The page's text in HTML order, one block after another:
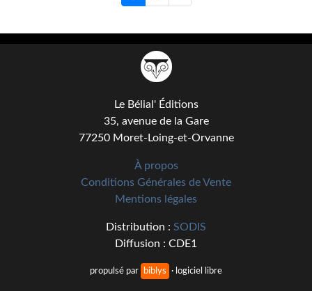
Le Bélial' Éditions
35, avenue de la Gare
77250 Moret-Loing-et-Orvanne
À propos
Conditions Générales de Vente
Mentions légales
Distribution : SODIS
Diffusion : CDE1
propulsé par biblys · logiciel libre